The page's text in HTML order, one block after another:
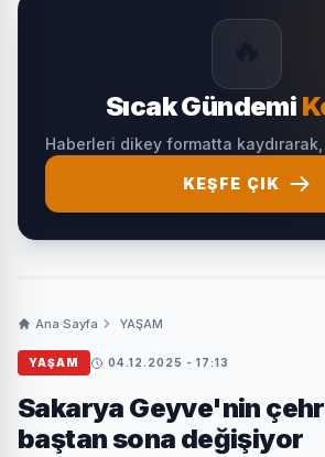
Sıcak Gündemi
Haberleri dikey formatta kaydırarak,
KEŞFE ÇIK
Ana Sayfa YAŞAM
YAŞAM 04.12.2025 - 17:13
Sakarya Geyve'nin
baştan sona değişiyor